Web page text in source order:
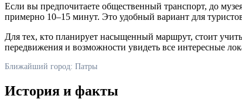
Если вы предпочитаете общественный транспорт, до
примерно 10–15 минут. Это удобный вариант для
Для тех, кто планирует насыщенный маршрут, стоит
передвижения и возможности увидеть все интересные
Ближайший город: Патры
История и факты